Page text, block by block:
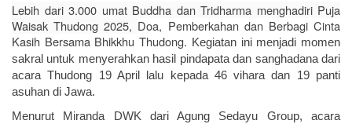
Lebih dari 3.000 umat Buddha dan Tridharma menghadiri Puja
Waisak Thudong 2025, Doa, Pemberkahan dan Berbagi Cinta
Kasih Bersama Bhikkhu Thudong. Kegiatan ini menjadi momen
sakral untuk menyerahkan hasil pindapata dan sanghadana dari
acara Thudong 19 April lalu kepada 46 vihara dan 19 panti
asuhan di Jawa.
Menurut Miranda DWK dari Agung Sedayu Group, acara